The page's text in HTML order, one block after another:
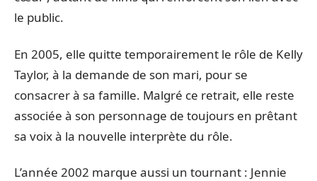
le public.
En 2005, elle quitte temporairement le rôle de Kelly
Taylor, à la demande de son mari, pour se
consacrer à sa famille. Malgré ce retrait, elle reste
associée à son personnage de toujours en prêtant
sa voix à la nouvelle interprète du rôle.
L’année 2002 marque aussi un tournant : Jennie